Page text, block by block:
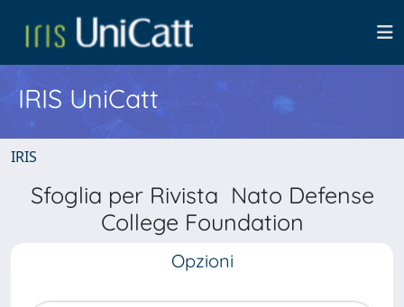
IRIS UniCatt
IRIS
Sfoglia per Rivista Nato Defense
College Foundation
Opzioni